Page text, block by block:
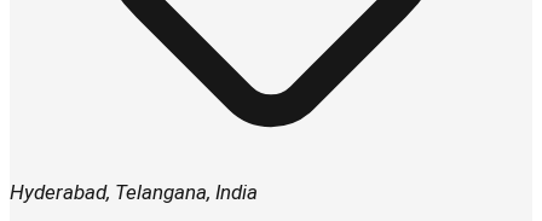
Hyderabad, Telangana, India